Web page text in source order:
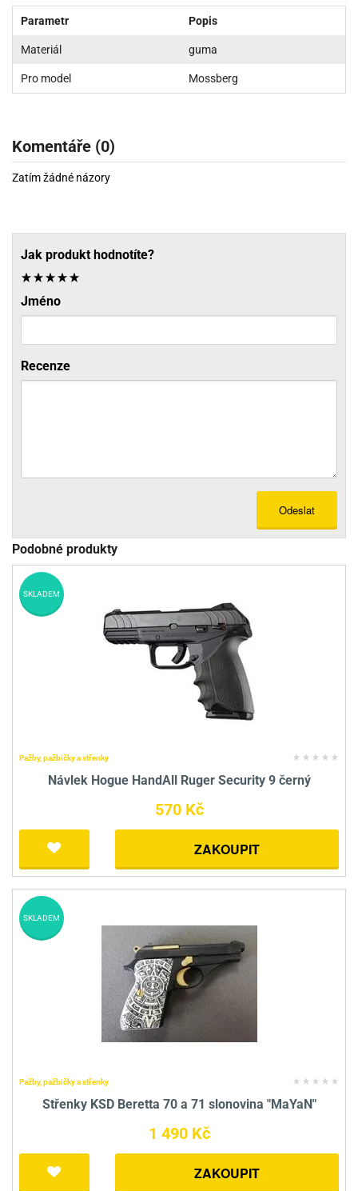
Parametr Popis
Materiál guma
Pro model Mossberg
Komentáře (0)
Zatím žádné názory
Jak produkt hodnotíte?
Jméno
Recenze
Odeslat
Podobné produkty
Pažby, pažbičky a střenky
Návlek Hogue HandAll Ruger Security 9 černý
570 Kč
ZAKOUPIT
SKLADEM
Pažby, pažbičky a střenky
Střenky KSD Beretta 70 a 71 slonovina "MaYaN"
1 490 Kč
ZAKOUPIT
SKLADEM